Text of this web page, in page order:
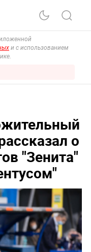
и с использованием
о
"Зенита"